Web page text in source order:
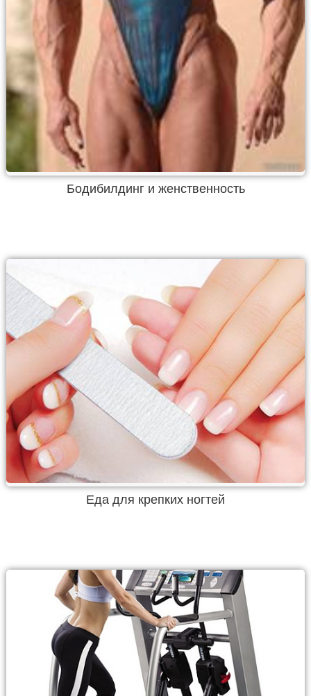
Бодибилдинг и женственность
Еда для крепких ногтей